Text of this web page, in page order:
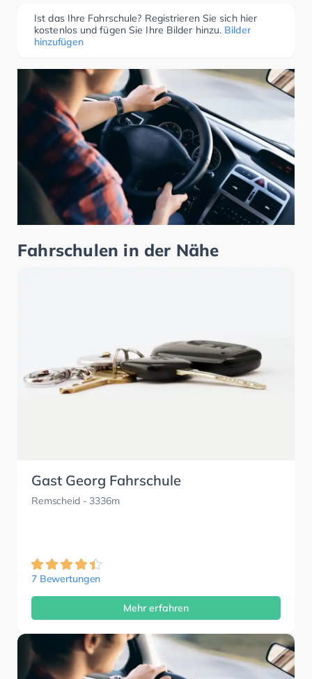
Ist das Ihre Fahrschule? Registrieren Sie sich hier
kostenlos und fügen Sie Ihre Bilder hinzu. Bilder
hinzufügen
Fahrschulen in der Nähe
Gast Georg Fahrschule
Remscheid- 3336m
7 Bewertungen
Mehr erfahren